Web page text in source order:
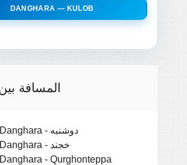
DANGHARA — KULOB
المسافة
المسافة Danghara - دوشنبه
المسافة Danghara - خجند
المسافة Danghara - Qurghonteppa